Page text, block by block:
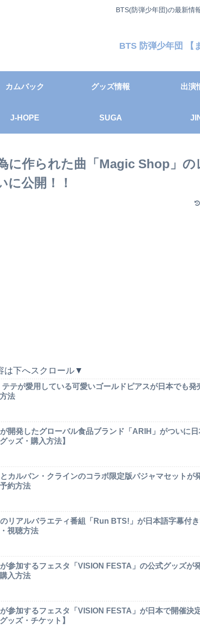
BTS(防弾少年団)の最新情
BTS 防弾少年団 【
カムバック グッズ情報 出演
J-HOPE SUGA
に作られた曲「Magic Shop」の
に公開！！
は下へスクロール▼
テテが愛用している可愛いゴールドピアスが日本でも発
法
開発したグローバル食品ブランド「ARIH」がついに
ッズ・購入方法】
カルバン・クラインのコラボ限定版パジャマセットが
約方法
リアルバラエティ番組「Run BTS!」が日本語字幕付
視聴方法
参加するフェスタ「VISION FESTA」の公式グッズが
入方法
参加するフェスタ「VISION FESTA」が日本で開催決
ッズ・チケット】